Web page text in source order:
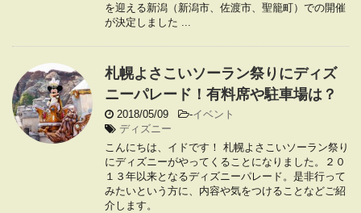
を迎える新潟（新潟市、佐渡市、聖籠町）での開催
が決定しました ...
札幌よさこいソーラン祭りにディズ
ニーパレード！有料席や駐車場は？
2018/05/09 -イベント
ディズニー
こんにちは、イドです！ 札幌よさこいソーラン祭り
にディズニーがやってくることになりました。２０
１３年以来となるディズニーパレード。是非行って
みたいという方に、内容や気をつけることなどご紹
介します。